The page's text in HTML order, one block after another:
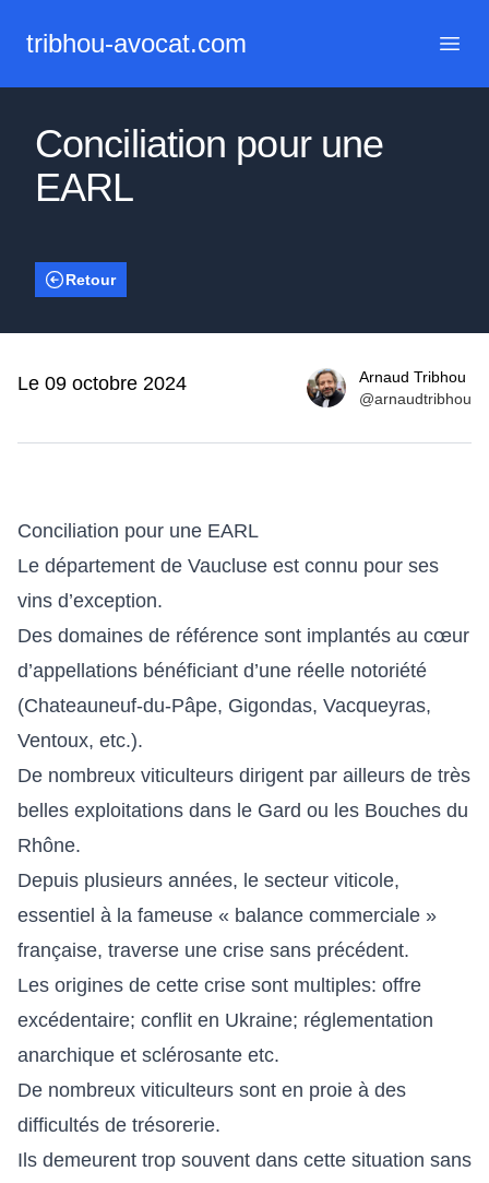
tribhou-avocat.com
Conciliation pour une
EARL
Retour
Date
Le 09 octobre 2024
Arnaud Tribhou
@arnaudtribhou
Conciliation pour une EARL
Le département de Vaucluse est connu pour ses
vins d’exception.
Des domaines de référence sont implantés au cœur
d’appellations bénéficiant d’une réelle notoriété
(Chateauneuf-du-Pâpe, Gigondas, Vacqueyras,
Ventoux, etc.).
De nombreux viticulteurs dirigent par ailleurs de très
belles exploitations dans le Gard ou les Bouches du
Rhône.
Depuis plusieurs années, le secteur viticole,
essentiel à la fameuse « balance commerciale »
française, traverse une crise sans précédent.
Les origines de cette crise sont multiples: offre
excédentaire; conflit en Ukraine; réglementation
anarchique et sclérosante etc.
De nombreux viticulteurs sont en proie à des
difficultés de trésorerie.
Ils demeurent trop souvent dans cette situation sans